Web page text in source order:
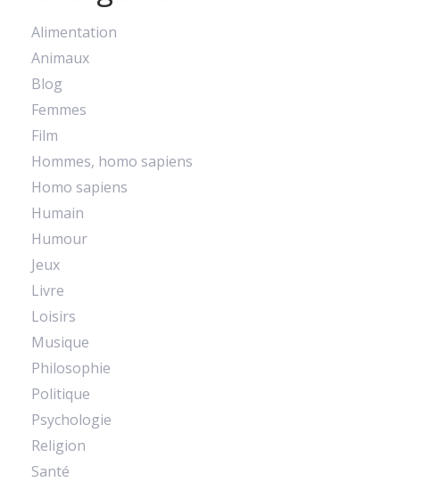
Alimentation
Animaux
Blog
Femmes
Film
Hommes, homo sapiens
Homo sapiens
Humain
Humour
Jeux
Livre
Loisirs
Musique
Philosophie
Politique
Psychologie
Religion
Santé